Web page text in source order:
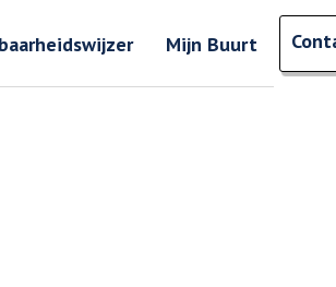
Mijn Buurt
Zoeken naar